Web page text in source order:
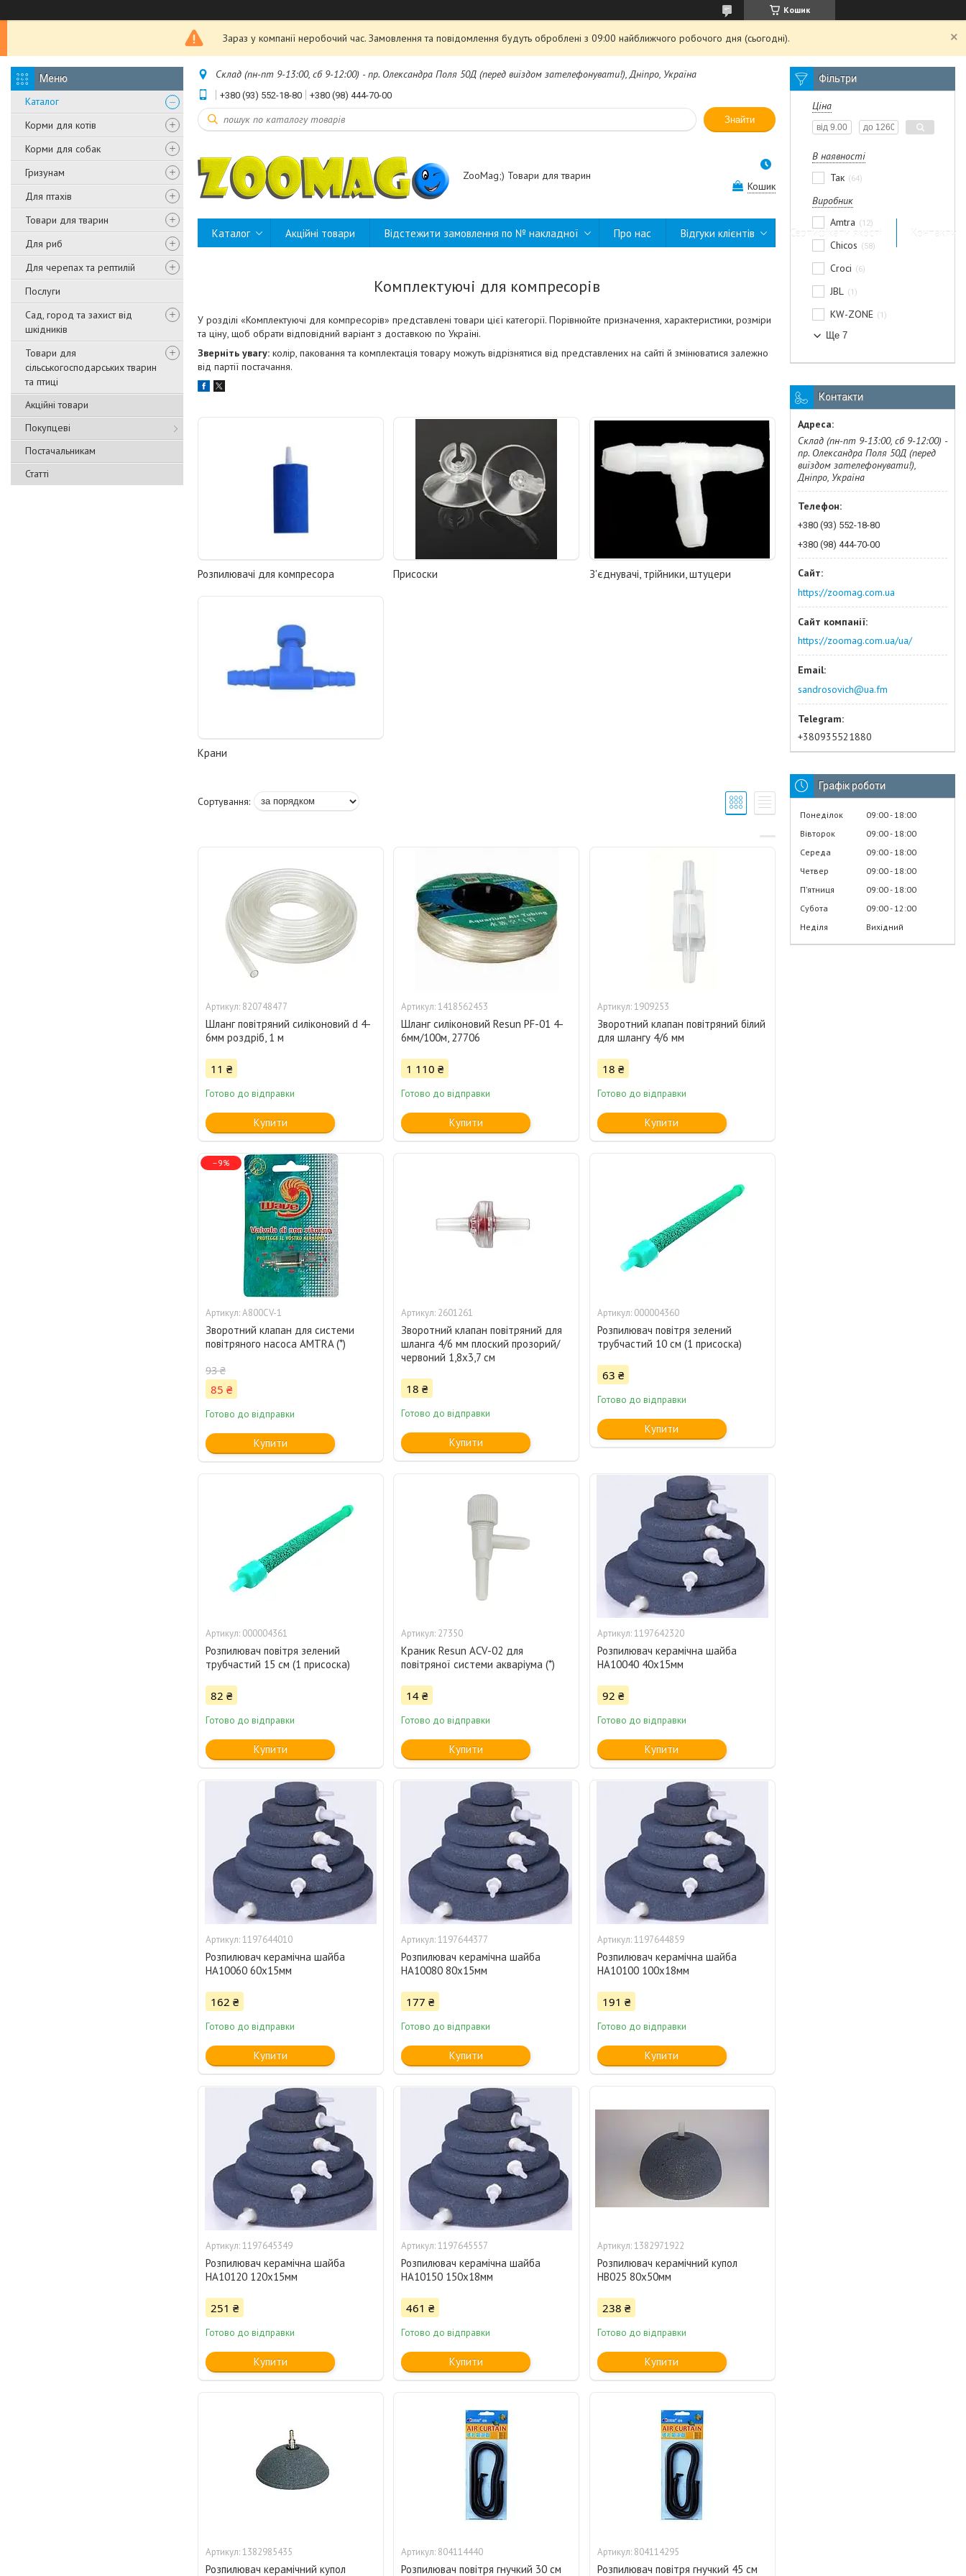
Кошик
Зараз у компанії неробочий час. Замовлення та повідомлення будуть оброблені з 09:00 найближчого робочого дня (сьогодні).
Каталог
Корми для котів
Корми для собак
Гризунам
Для птахів
Товари для тварин
Для риб
Для черепах та рептилій
Послуги
Сад, город та захист від
шкідників
Товари для
сільськогосподарських тварин
та птиці
Акційні товари
Покупцеві
Постачальникам
Статті
Склад (пн-пт 9-13:00, сб 9-12:00) - пр. Олександра Поля 50Д (перед виїздом зателефонувати!), Дніпро, Україна
+380 (93) 552-18-80 +380 (98) 444-70-00
Знайти
ZooMag;) Товари для тварин
Кошик
Каталог Акційні товари Відстежити замовлення по № накладної Про нас Відгуки клієнтів Сертифікати якості Контакти
Комплектуючі для компресорів
У розділі «Комплектуючі для компресорів» представлені товари цієї категорії. Порівнюйте призначення, характеристики, розміри
та ціну, щоб обрати відповідний варіант з доставкою по Україні.
Зверніть увагу: колір, паковання та комплектація товару можуть відрізнятися від представлених на сайті й змінюватися залежно
від партії постачання.
Розпилювачі для компресора Присоски З'єднувачі, трійники, штуцери
Крани
820748477
Шланг повітряний силіконовий d 4-
6мм роздріб, 1 м
11 ₴
Готово до відправки
Купити
1418562453
Шланг силіконовий Resun PF-01 4-
6мм/100м, 27706
1 110 ₴
Готово до відправки
Купити
1909253
Зворотний клапан повітряний білий
для шлангу 4/6 мм
18 ₴
Готово до відправки
Купити
–9%
A800CV-1
Зворотний клапан для системи
повітряного насоса AMTRA (*)
93 ₴
85 ₴
Готово до відправки
Купити
2601261
Зворотний клапан повітряний для
шланга 4/6 мм плоский прозорий/
червоний 1,8x3,7 см
18 ₴
Готово до відправки
Купити
000004360
Розпилювач повітря зелений
трубчастий 10 см (1 присоска)
63 ₴
Готово до відправки
Купити
000004361
Розпилювач повітря зелений
трубчастий 15 см (1 присоска)
82 ₴
Готово до відправки
Купити
27350
Краник Resun ACV-02 для
повітряної системи акваріума (*)
14 ₴
Готово до відправки
Купити
1197642320
Розпилювач керамічна шайба
HA10040 40х15мм
92 ₴
Готово до відправки
Купити
1197644010
Розпилювач керамічна шайба
HA10060 60х15мм
162 ₴
Готово до відправки
Купити
1197644377
Розпилювач керамічна шайба
HA10080 80х15мм
177 ₴
Готово до відправки
Купити
1197644859
Розпилювач керамічна шайба
HA10100 100х18мм
191 ₴
Готово до відправки
Купити
1197645349
Розпилювач керамічна шайба
HA10120 120х15мм
251 ₴
Готово до відправки
Купити
1197645557
Розпилювач керамічна шайба
HA10150 150х18мм
461 ₴
Готово до відправки
Купити
1382971922
Розпилювач керамічний купол
HB025 80х50мм
238 ₴
Готово до відправки
Купити
1382985435
Розпилювач керамічний купол
804114440
Розпилювач повітря гнучкий 30 см
804114295
Розпилювач повітря гнучкий 45 см
Фільтри
Ціна
В наявності
Так
64
Виробник
Amtra
12
Chicos 58
Croci 6
JBL 1
KW-ZONE 1
Ще 7
Контакти
Склад (пн-пт 9-13:00, сб 9-12:00) -
пр. Олександра Поля 50Д (перед
виїздом зателефонувати!),
Дніпро, Україна
+380 (93) 552-18-80
+380 (98) 444-70-00
https://zoomag.com.ua
https://zoomag.com.ua/ua/
sandrosovich@ua.fm
+380935521880
Графік роботи
Понеділок 09:00 18:00
Вівторок
09:00 18:00
Середа
09:00 18:00
Четвер
09:00 18:00
Пʼятниця
09:00 18:00
Субота
09:00 12:00
Неділя
Вихідний